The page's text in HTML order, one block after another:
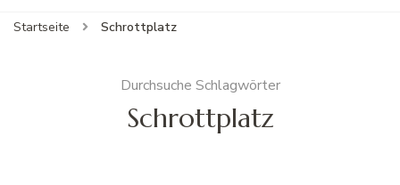
Startseite Schrottplatz
Durchsuche Schlagwörter
Schrottplatz